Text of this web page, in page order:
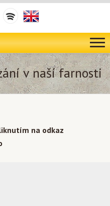
v naší farnosti
na odkaz